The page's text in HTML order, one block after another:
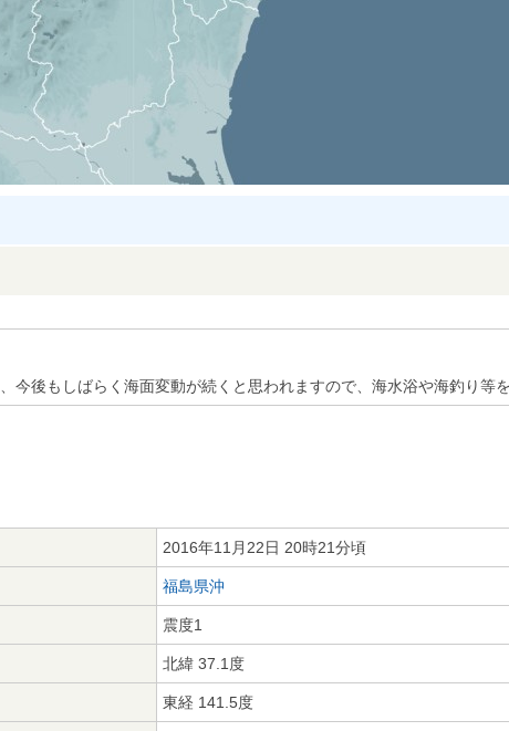
後もしばらく海面変動が続くと思われますので、海水浴や海釣り等
2016年11月22日 20時21分頃
福島県沖
震度1
北緯 37.1度
東経 141.5度